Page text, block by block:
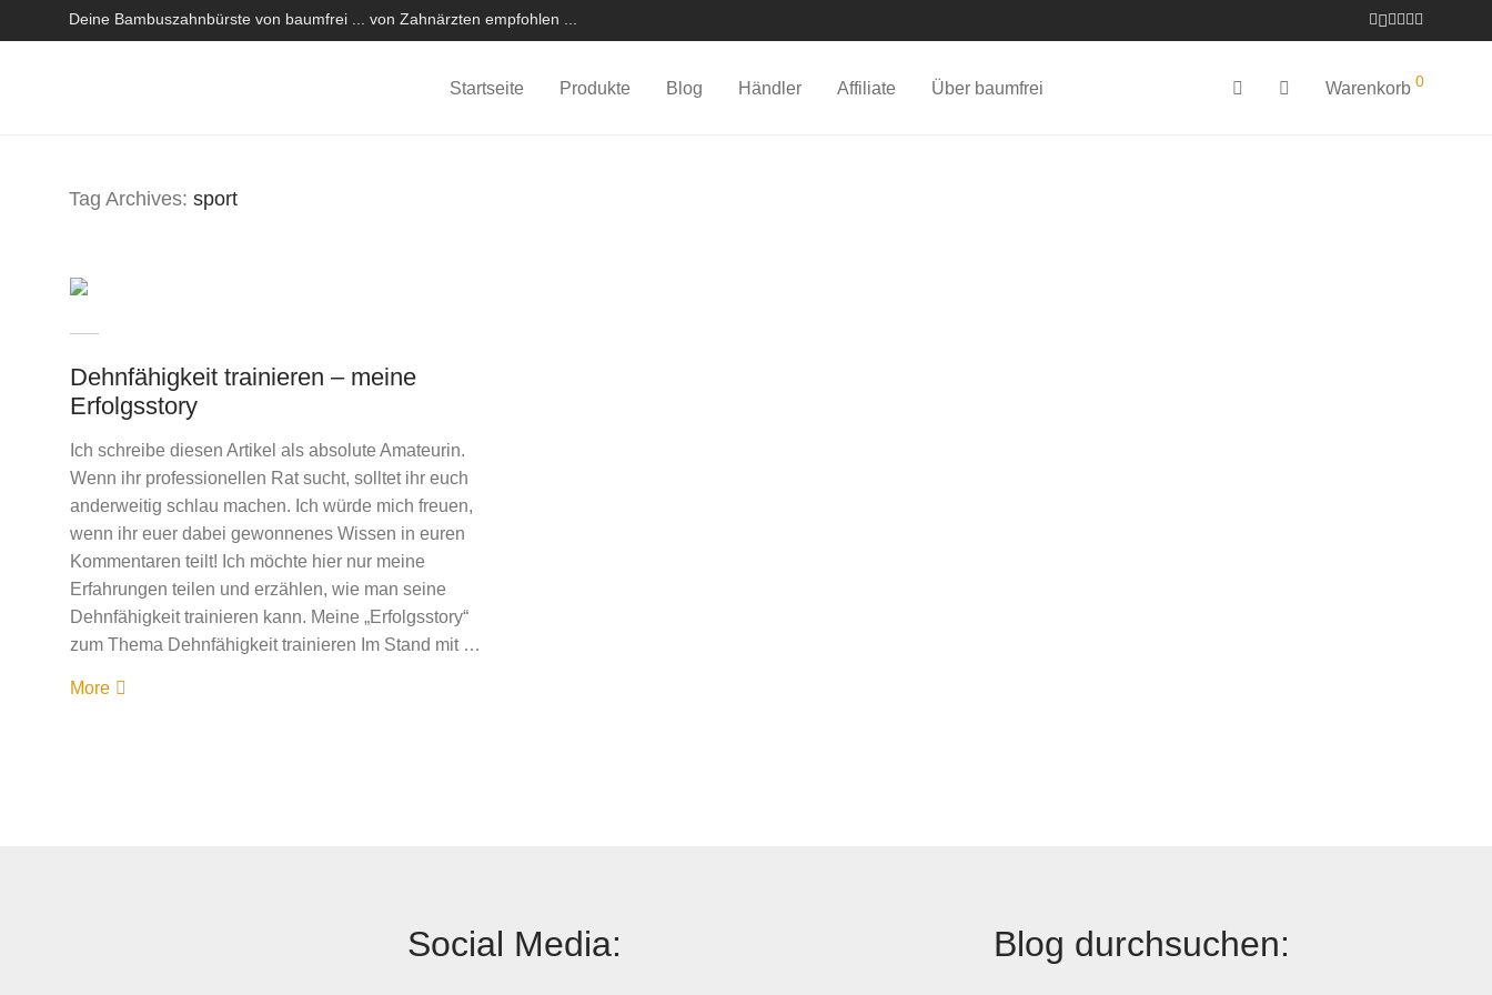
Deine Bambuszahnbürste von baumfrei ... von Zahnärzten empfohlen ...
Startseite Produkte Blog Händler Affiliate Über baumfrei Warenkorb 0
Tag Archives: sport
Dehnfähigkeit trainieren – meine
Erfolgsstory
Ich schreibe diesen Artikel als absolute Amateurin.
Wenn ihr professionellen Rat sucht, solltet ihr euch
anderweitig schlau machen. Ich würde mich freuen,
wenn ihr euer dabei gewonnenes Wissen in euren
Kommentaren teilt! Ich möchte hier nur meine
Erfahrungen teilen und erzählen, wie man seine
Dehnfähigkeit trainieren kann. Meine „Erfolgsstory“
zum Thema Dehnfähigkeit trainieren Im Stand mit …
More
Social Media: Blog durchsuchen: